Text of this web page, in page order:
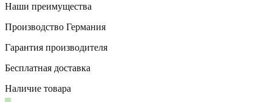
Наши преимущества
Производство Германия
Гарантия производителя
Бесплатная доставка
Наличие товара